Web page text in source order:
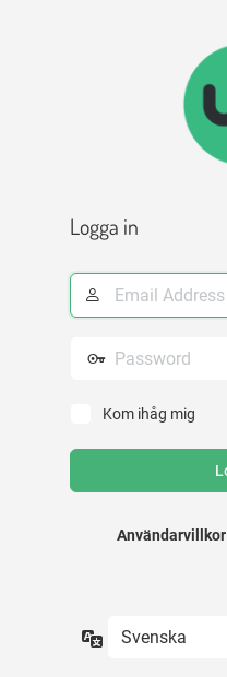
Logga in
E-
postadress
Kom ihåg mig
Användarvillkor
Språk